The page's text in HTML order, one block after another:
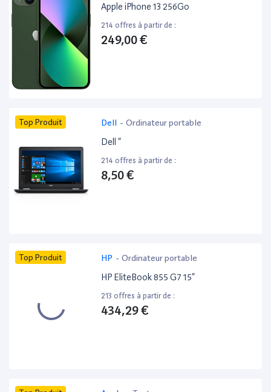
Apple iPhone 13 256Go
214 offres à partir de :
249,00 €
Top Produit Dell - Ordinateur portable
Dell ”
214 offres à partir de :
8,50 €
Top Produit HP - Ordinateur portable
HP EliteBook 855 G7 15”
213 offres à partir de :
434,29 €